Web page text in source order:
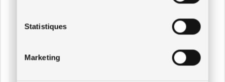
Statistiques
Marketing